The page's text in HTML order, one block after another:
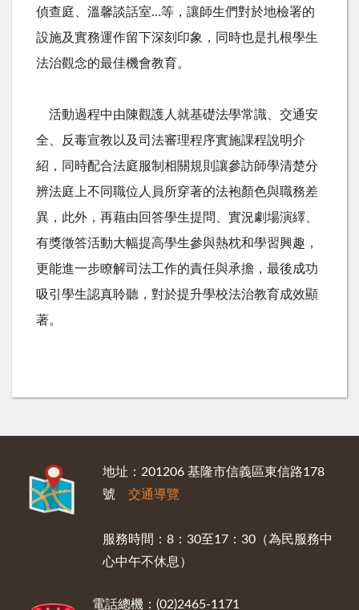
偵查庭、溫馨談話室…等，讓師生們對於地檢署的
設施及實務運作留下深刻印象，同時也是扎根學生
法治觀念的最佳機會教育。
活動過程中由陳觀護人就基礎法學常識、交通安
全、反毒宣教以及司法審理程序實施課程說明介
紹，同時配合法庭服制相關規則讓參訪師學清楚分
辨法庭上不同職位人員所穿著的法袍顏色與職務差
異，此外，再藉由回答學生提問、實況劇場演繹、
有獎徵答活動大幅提高學生參與熱枕和學習興趣，
更能進一步瞭解司法工作的責任與承擔，最後成功
吸引學生認真聆聽，對於提升學校法治教育成效顯
著。
地址：201206 基隆市信義區東信路178
號 交通導覽
服務時間：8：30至17：30（為民服務中
心中午不休息）
電話總機：(02)2465-1171